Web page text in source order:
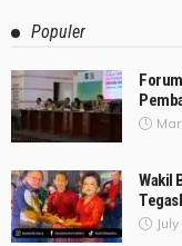
Populer
Wakil